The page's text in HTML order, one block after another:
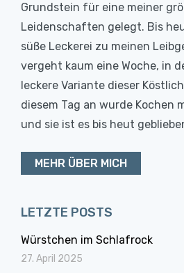
Grundstein für eine meiner
Leidenschaften gelegt. Bis
süße Leckerei zu meinen
vergeht kaum eine Woche, in
leckere Variante dieser
diesem Tag an wurde Kochen
und sie ist es bis heut
MEHR ÜBER MICH
LETZTE POSTS
Würstchen im Schlafrock
27. April 2025